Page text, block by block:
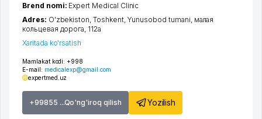
Mamlakat kodi: +998
E-mail: medicalexp@gmail.com
expertmed.uz
+99855 ...Qo'ng'iroq qilish Yozilish
Brend nomi: Expert Medical Clinic
Adres: O'zbekiston,Toshkent, Yunusobod tumani малая
кольцевая дорога , 112а
Xaritada ko'rsatish